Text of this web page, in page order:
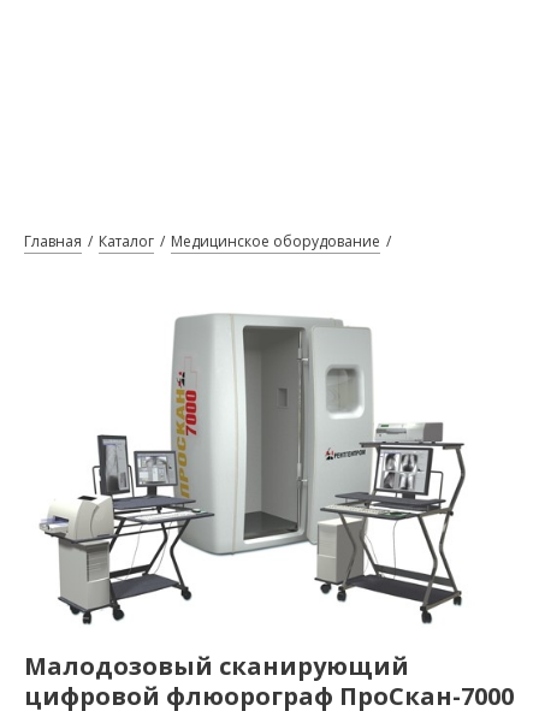
Главная Каталог Медицинское оборудование
Малодозовый сканирующий
цифровой флюорограф ПроСкан-7000